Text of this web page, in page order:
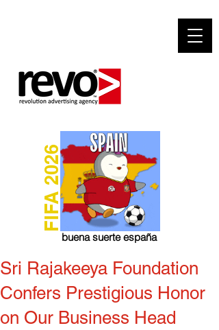
buena suerte españa
FIFA 2026
Sri Rajakeeya Foundation
Confers Prestigious Honor
on Our Business Head